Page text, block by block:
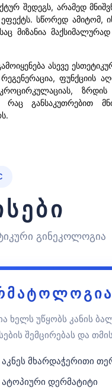
შედეგს, არამედ
სწორედ ამიტომ,
მიზანია
ასევე
ფუნქციის
რაც განსაკუთრებით
გინეკოლოგია
ხელს უწყობს კანის
შემცირებას და
აკნეს მხარდაჭერითი
ატოპიური დერმატიტი